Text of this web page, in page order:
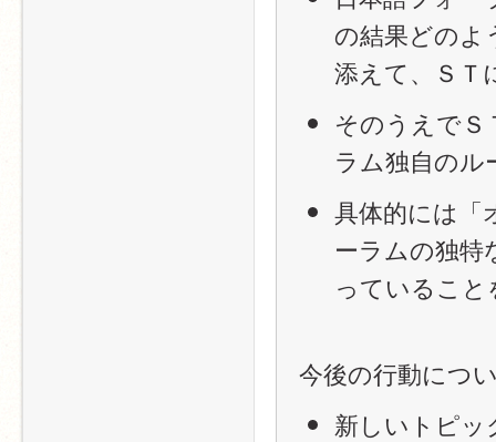
の結果どのよ
添えて、ＳＴ
そのうえで
ラム独自の
具体的には「
ーラムの独特
っているこ
今後の行動につ
新しいトピッ